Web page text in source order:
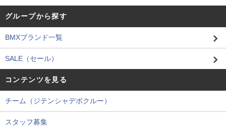
グループから探す
BMXブランド一覧
SALE（セール）
コンテンツを見る
チーム（ジテンシャデポクルー）
スタッフ募集